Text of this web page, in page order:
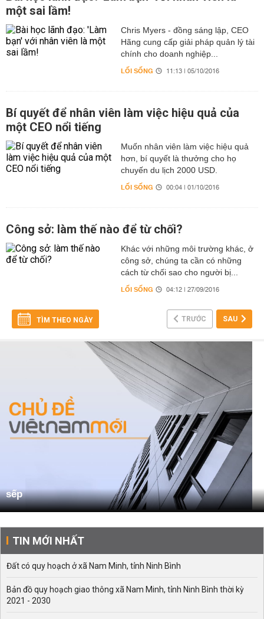
một sai lầm!
Chris Myers - đồng sáng lập, CEO
Hãng cung cấp giải pháp quản lý tài
chính cho doanh nghiệp...
LỐI SỐNG 11:13 | 05/10/2016
Bí quyết để nhân viên làm việc hiệu quả của
một CEO nổi tiếng
Muốn nhân viên làm việc hiệu quả
hơn, bí quyết là thưởng cho họ
chuyến du lịch 2000 USD.
LỐI SỐNG 00:04 | 01/10/2016
Công sở: làm thế nào để từ chối?
Khác với những môi trường khác, ở
công sở, chúng ta cần có những
cách từ chối sao cho người bị...
LỐI SỐNG 04:12 | 27/09/2016
TÌM THEO NGÀY TRƯỚC SAU
sếp
TIN MỚI NHẤT
Đất có quy hoạch ở xã Nam Minh, tỉnh Ninh Bình
Bản đồ quy hoạch giao thông xã Nam Minh, tỉnh Ninh Bình thời kỳ
2021 - 2030